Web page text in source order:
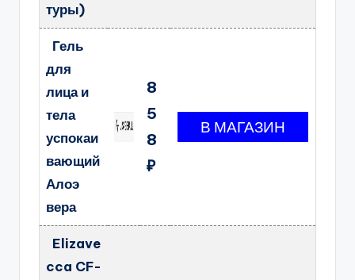
туры)
Гель
для
лица и
тела
успокаи
вающий
Алоэ
вера
8
5
8
₽
Elizave
cca CF-